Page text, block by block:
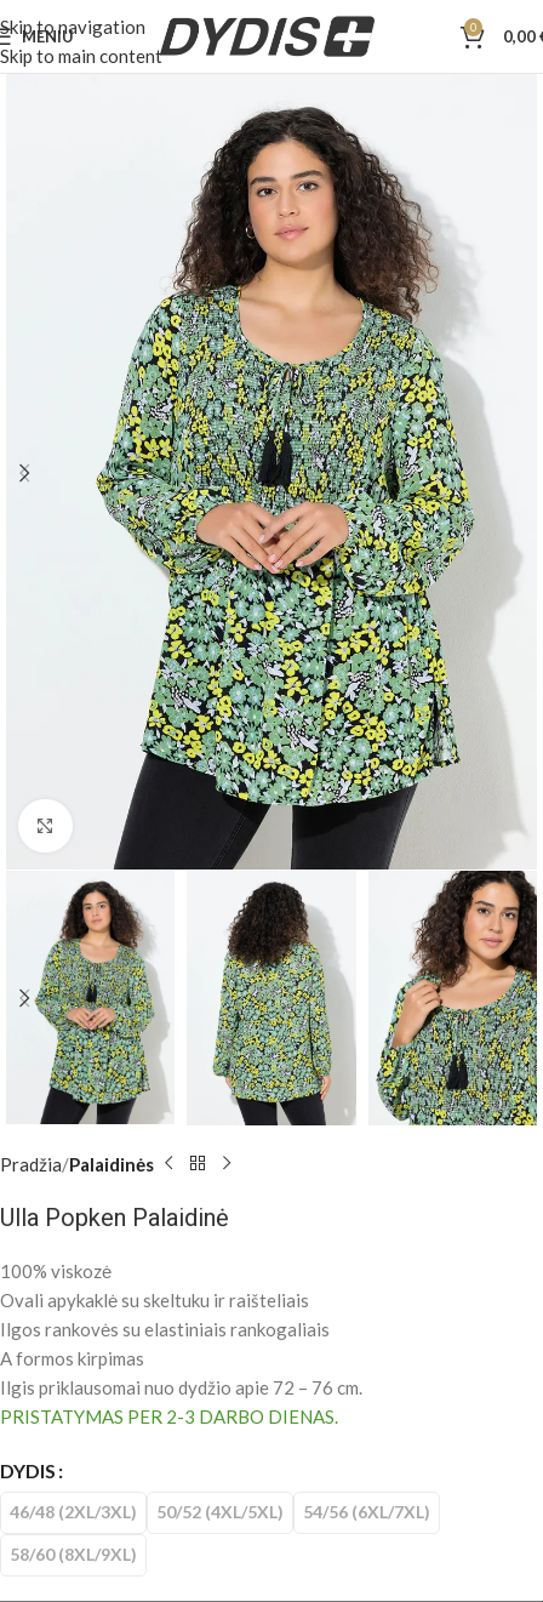
Skip to navigation
Skip to main content
MENIU 0 0,00
Padidinti
Pradžia Palaidinės
Ulla Popken Palaidinė
100% viskozė
Ovali apykaklė su skeltuku ir raišteliais
Ilgos rankovės su elastiniais rankogaliais
A formos kirpimas
Ilgis priklausomai nuo dydžio apie 72 – 76 cm.
PRISTATYMAS PER 2-3 DARBO DIENAS.
DYDIS
46/48 (2XL/3XL) 50/52 (4XL/5XL) 54/56 (6XL/7XL)
58/60 (8XL/9XL)